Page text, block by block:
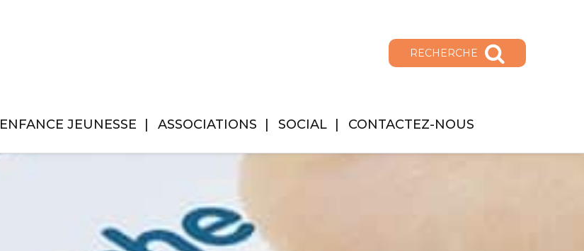
RECHERCHE
ENFANCE JEUNESSE ASSOCIATIONS SOCIAL CONTACTEZ-NOUS